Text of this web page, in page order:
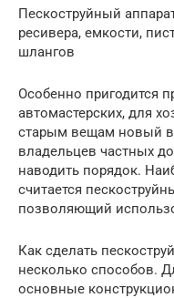
Пескоструйный
ресивера, емкости,
шлангов
Особенно пригодится
автомастерских, для
старым вещам новый
владельцев частных
наводить порядок.
считается
позволяющий
Как сделать
несколько способов.
основные